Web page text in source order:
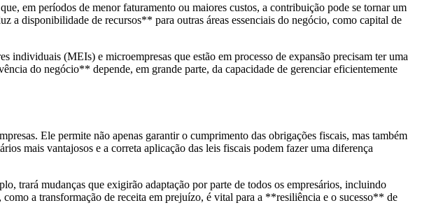
em períodos de menor faturamento ou maiores custos, a contribuição pode se tornar um
a disponibilidade de recursos** para outras áreas essenciais do negócio, como capital de
(MEIs) e microempresas que estão em processo de expansão precisam ter uma
do negócio** depende, em grande parte, da capacidade de gerenciar eficientemente
Ele permite não apenas garantir o cumprimento das obrigações fiscais, mas também
mais vantajosos e a correta aplicação das leis fiscais podem fazer uma diferença
trará mudanças que exigirão adaptação por parte de todos os empresários, incluindo
a transformação de receita em prejuízo, é vital para a **resiliência e o sucesso** de